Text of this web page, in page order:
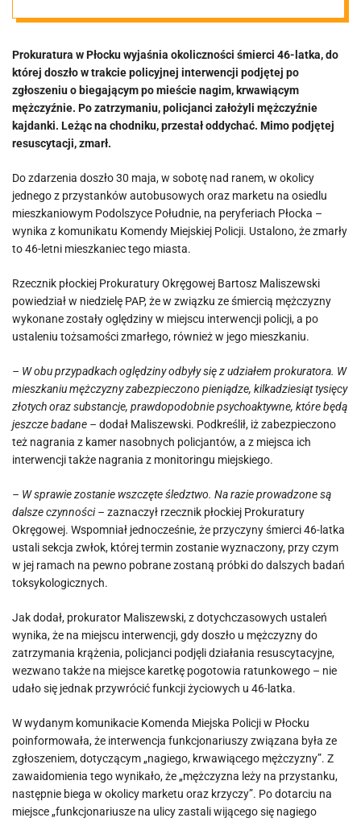
policji. Sprawą
zajmuje się
prokuratura
Prokuratura w Płocku wyjaśnia okoliczności śmierci 46-latka, do
której doszło w trakcie policyjnej interwencji podjętej po
zgłoszeniu o biegającym po mieście nagim, krwawiącym
mężczyźnie. Po zatrzymaniu, policjanci założyli mężczyźnie
kajdanki. Leżąc na chodniku, przestał oddychać. Mimo podjętej
resuscytacji, zmarł.
Do zdarzenia doszło 30 maja, w sobotę nad ranem, w okolicy
jednego z przystanków autobusowych oraz marketu na osiedlu
mieszkaniowym Podolszyce Południe, na peryferiach Płocka –
wynika z komunikatu Komendy Miejskiej Policji. Ustalono, że zmarły
to 46-letni mieszkaniec tego miasta.
Rzecznik płockiej Prokuratury Okręgowej Bartosz Maliszewski
powiedział w niedzielę PAP, że w związku ze śmiercią mężczyzny
wykonane zostały oględziny w miejscu interwencji policji, a po
ustaleniu tożsamości zmarłego, również w jego mieszkaniu.
– W obu przypadkach oględziny odbyły się z udziałem prokuratora. W
mieszkaniu mężczyzny zabezpieczono pieniądze, kilkadziesiąt tysięcy
złotych oraz substancje, prawdopodobnie psychoaktywne, które będą
jeszcze badane – dodał Maliszewski. Podkreślił, iż zabezpieczono
też nagrania z kamer nasobnych policjantów, a z miejsca ich
interwencji także nagrania z monitoringu miejskiego.
– W sprawie zostanie wszczęte śledztwo. Na razie prowadzone są
dalsze czynności – zaznaczył rzecznik płockiej Prokuratury
Okręgowej. Wspomniał jednocześnie, że przyczyny śmierci 46-latka
ustali sekcja zwłok, której termin zostanie wyznaczony, przy czym
w jej ramach na pewno pobrane zostaną próbki do dalszych badań
toksykologicznych.
Jak dodał, prokurator Maliszewski, z dotychczasowych ustaleń
wynika, że na miejscu interwencji, gdy doszło u mężczyzny do
zatrzymania krążenia, policjanci podjęli działania resuscytacyjne,
wezwano także na miejsce karetkę pogotowia ratunkowego – nie
udało się jednak przywrócić funkcji życiowych u 46-latka.
W wydanym komunikacie Komenda Miejska Policji w Płocku
poinformowała, że interwencja funkcjonariuszy związana była ze
zgłoszeniem, dotyczącym „nagiego, krwawiącego mężczyzny”. Z
zawaidomienia tego wynikało, że „mężczyzna leży na przystanku,
następnie biega w okolicy marketu oraz krzyczy”. Po dotarciu na
miejsce „funkcjonariusze na ulicy zastali wijącego się nagiego